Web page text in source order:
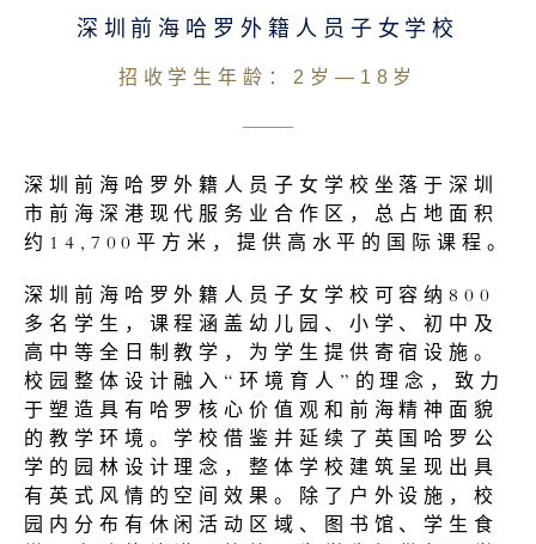
深圳前海哈罗外籍人员子女学校
招收学生年龄：2岁—18岁
深圳前海哈罗外籍人员子女学校坐落于深圳
市前海深港现代服务业合作区，总占地面积
约14,700平方米，提供高水平的国际课程。
深圳前海哈罗外籍人员子女学校可容纳800
多名学生，课程涵盖幼儿园、小学、初中及
高中等全日制教学，为学生提供寄宿设施。
校园整体设计融入“环境育人”的理念，致力
于塑造具有哈罗核心价值观和前海精神面貌
的教学环境。学校借鉴并延续了英国哈罗公
学的园林设计理念，整体学校建筑呈现出具
有英式风情的空间效果。除了户外设施，校
园内分布有休闲活动区域、图书馆、学生食